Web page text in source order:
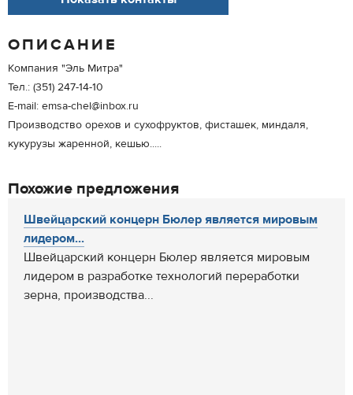
ОПИСАНИЕ
Компания "Эль Митра"
Тел.: (351) 247-14-10
E-mail: emsa-chel@inbox.ru
Производство орехов и сухофруктов, фисташек, миндаля,
кукурузы жаренной, кешью.....
Похожие предложения
Швейцарский концерн Бюлер является мировым
лидером...
Швейцарский концерн Бюлер является мировым
лидером в разработке технологий переработки
зерна, производства...